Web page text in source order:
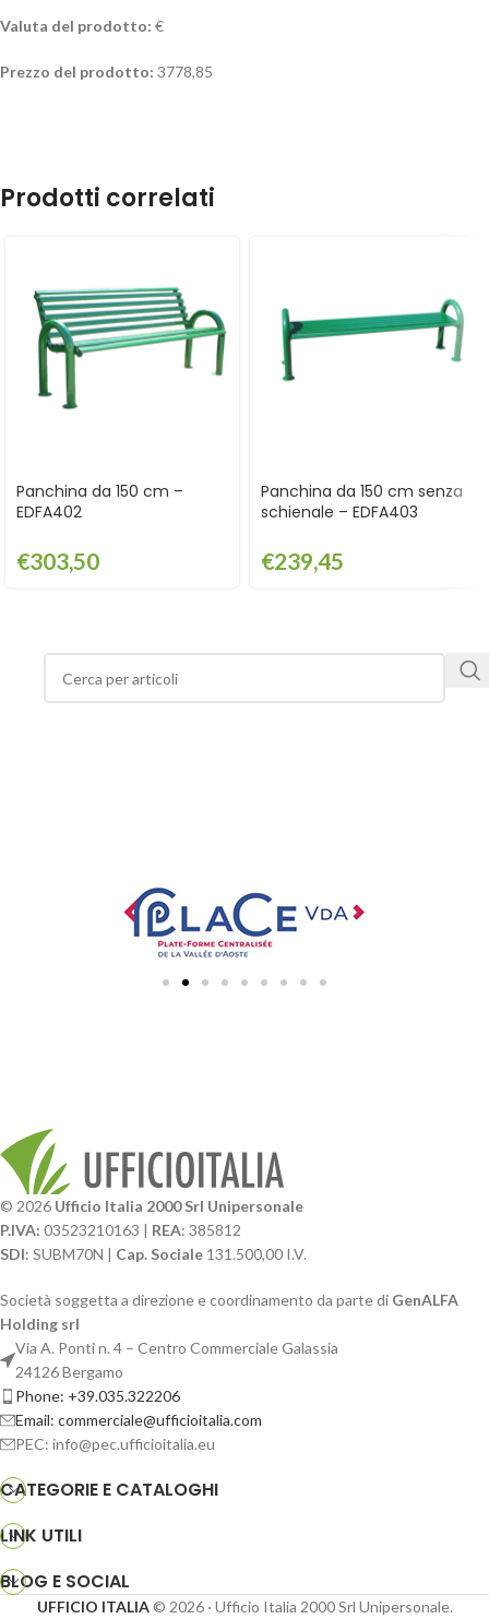
Valuta del prodotto: €
Prezzo del prodotto: 3778,85
Prodotti correlati
Panchina da 150 cm –
EDFA402
€303,50
Panchina da 150 cm senza
schienale – EDFA403
€239,45
© 2026 Ufficio Italia 2000 Srl Unipersonale
P.IVA: 03523210163 | REA: 385812
SDI: SUBM70N | Cap. Sociale 131.500,00 I.V.
Società soggetta a direzione e coordinamento da parte di GenALFA
Holding srl
Via A. Ponti n. 4 – Centro Commerciale Galassia
24126 Bergamo
Phone: +39.035.322206
Email: commerciale@ufficioitalia.com
PEC: info@pec.ufficioitalia.eu
CATEGORIE E CATALOGHI
LINK UTILI
BLOG E SOCIAL
UFFICIO ITALIA © 2026· Ufficio Italia 2000 Srl Unipersonale.